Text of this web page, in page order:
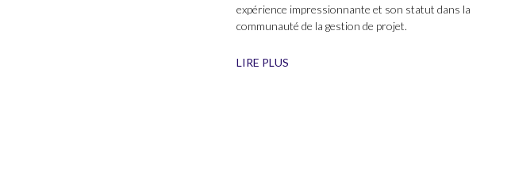
expérience impressionnante et son statut dans la
communauté de la gestion de projet.
LIRE PLUS